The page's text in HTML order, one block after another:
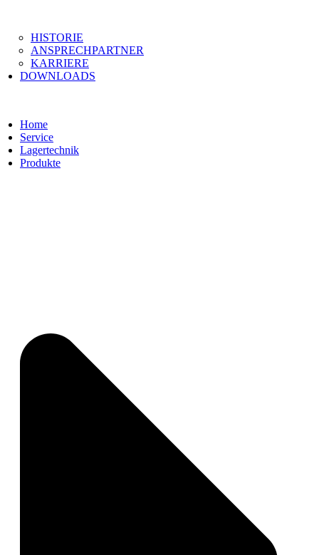
HISTORIE
ANSPRECHPARTNER
KARRIERE
DOWNLOADS
Home
Service
Lagertechnik
Produkte